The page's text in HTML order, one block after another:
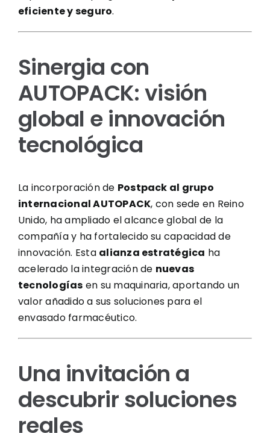
eficiente y seguro.
Sinergia con
AUTOPACK: visión
global e innovación
tecnológica
La incorporación de Postpack al grupo
internacional AUTOPACK, con sede en Reino
Unido, ha ampliado el alcance global de la
compañía y ha fortalecido su capacidad de
innovación. Esta alianza estratégica ha
acelerado la integración de nuevas
tecnologías en su maquinaria, aportando un
valor añadido a sus soluciones para el
envasado farmacéutico.
Una invitación a
descubrir soluciones
reales